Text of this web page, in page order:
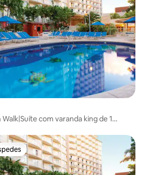
Walk|Suíte com varanda king de 1